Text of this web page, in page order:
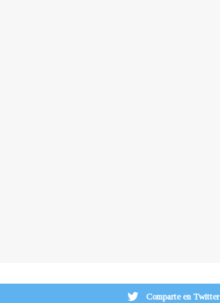
Comparte en Twitter